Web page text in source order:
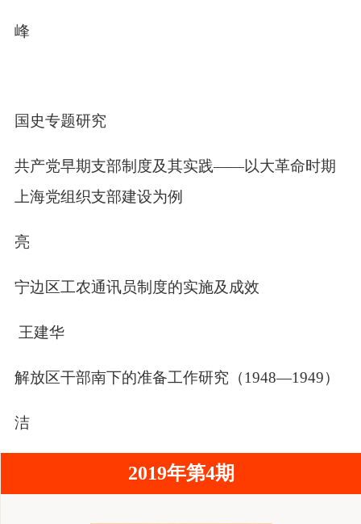
峰
国史专题研究
共产党早期支部制度及其实践——以大革命时期
上海党组织支部建设为例
亮
宁边区工农通讯员制度的实施及成效
王建华
解放区干部南下的准备工作研究（1948—1949）
洁
2019年第4期